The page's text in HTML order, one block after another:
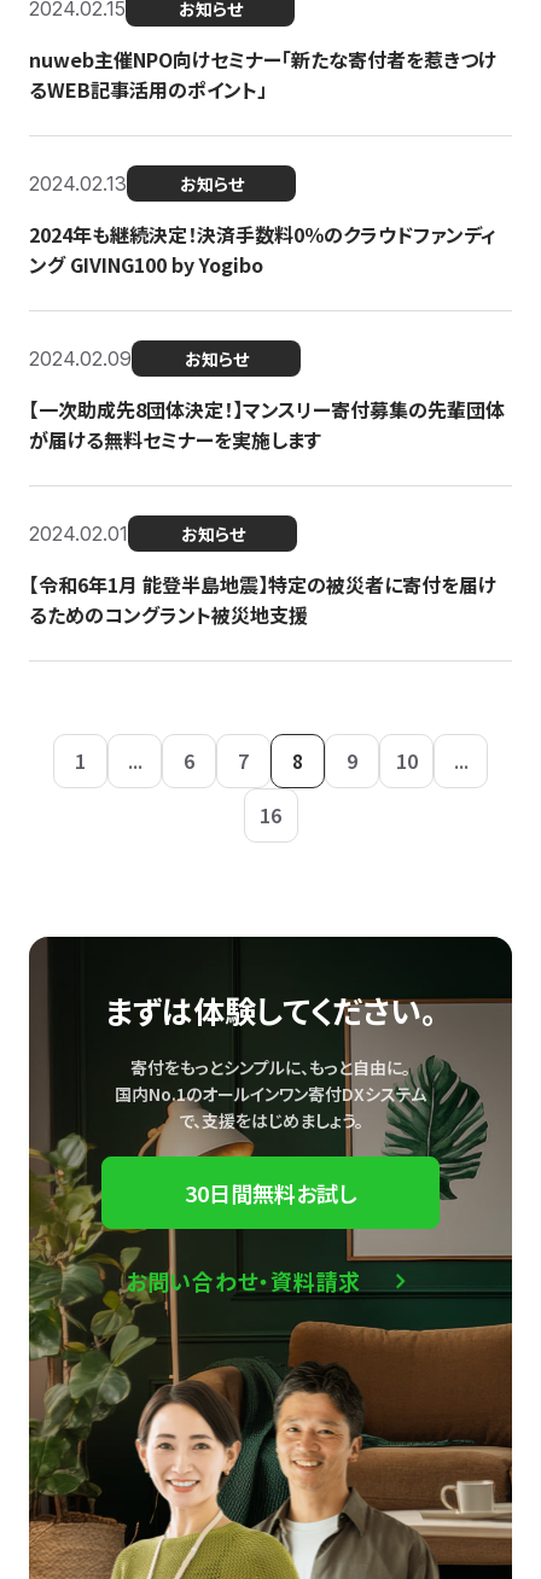
2024.02.15 お知らせ
nuweb主催NPO向けセミナー「新たな寄付者を惹きつけ
るWEB記事活用のポイント」
2024.02.13 お知らせ
2024年も継続決定！決済手数料0％のクラウドファンディ
ング GIVING100 by Yogibo
2024.02.09 お知らせ
【一次助成先8団体決定！】マンスリー寄付募集の先輩団体
が届ける無料セミナーを実施します
2024.02.01 お知らせ
【令和6年1月 能登半島地震】特定の被災者に寄付を届け
るためのコングラント被災地支援
1 ... 6 7 8 9 10
...
16
まずは体験してください。
寄付をもっとシンプルに、もっと自由に。
国内No.1のオールインワン寄付DXシステム
で、支援をはじめましょう。
30日間無料お試し
お問い合わせ・資料請求